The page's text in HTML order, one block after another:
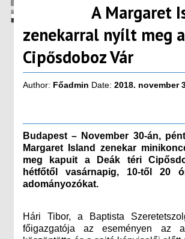
A Margaret
zenekarral nyílt meg
Cipősdoboz Vár
Author: Főadmin Date: 2018. november
Budapest – November 30-án,
Margaret Island zenekar
meg kapuit a Deák téri
hétfőtől vasárnapig, 10-től 20
adományozókat.
Hári Tibor, a Baptista
főigazgatója az eseményen az